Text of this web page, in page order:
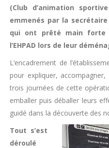
(Club d’animation
emmenés par la
qui ont prêté main forte
l’EHPAD lors de leur
L’encadrement de
pour expliquer,
trois journées de cette
emballer puis déballer leurs
guidé dans la découverte des
Tout s’est
déroulé